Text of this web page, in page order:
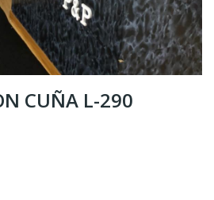
CUÑA L-290